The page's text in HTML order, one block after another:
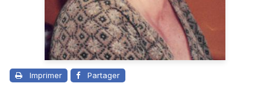
Imprimer Partager